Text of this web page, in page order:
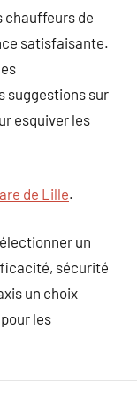
chauffeurs de
satisfaisante.
suggestions sur
esquiver les
de Lille.
un
sécurité
un choix
les